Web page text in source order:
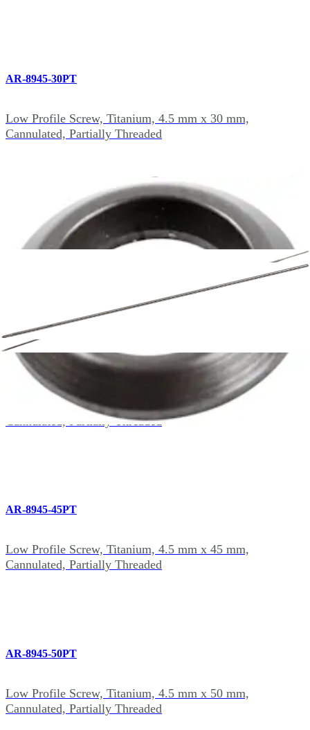
AR-8945-30PT
Low Profile Screw, Titanium, 4.5 mm x 30 mm,
Cannulated, Partially Threaded
AR-8945-35PT
AR-8945-40PT
Low Profile Screw, Titanium, 4.5 mm x 40 mm,
Cannulated, Partially Threaded
AR-8945-45PT
Low Profile Screw, Titanium, 4.5 mm x 45 mm,
Cannulated, Partially Threaded
AR-8945-50PT
Low Profile Screw, Titanium, 4.5 mm x 50 mm,
Cannulated, Partially Threaded